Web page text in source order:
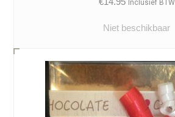
Inclusief BTW
Niet beschikbaar